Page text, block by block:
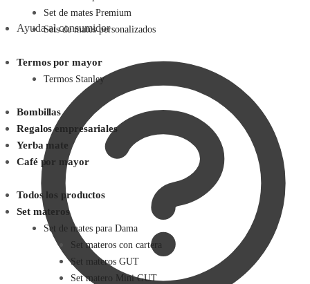
Ayuda al consumidor
Set de mates Premium
Sets de mates personalizados
Termos por mayor
Termos Stanley
Bombillas
Regalos empresariales
Yerba mate
Café por mayor
Todos los productos
Set materos
Set de mates para Dama
Set materos con cartera
Set materos GUT
Set matero Mini GUT